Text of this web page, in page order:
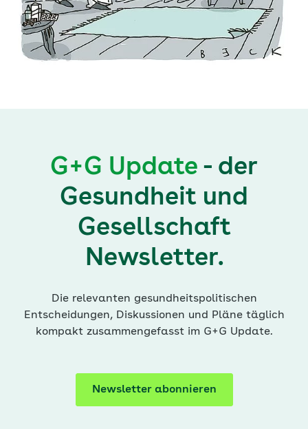
G+G Update - der
Gesundheit und
Gesellschaft
Newsletter.
Die relevanten gesundheitspolitischen
Entscheidungen, Diskussionen und Pläne täglich
kompakt zusammengefasst im G+G Update.
Newsletter abonnieren